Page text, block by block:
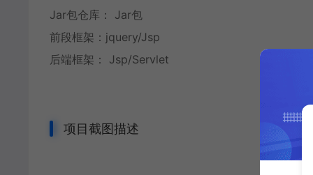
Jar包仓库： Jar包
前段框架：jquery/Jsp
后端框架： Jsp/Servlet
项目截图描述